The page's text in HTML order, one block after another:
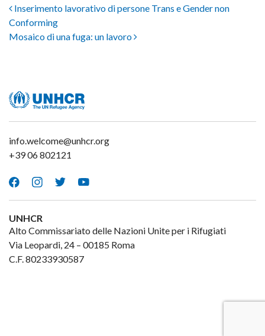
Navigazione articoli
Inserimento lavorativo di persone Trans e Gender non
Conforming
Mosaico di una fuga: un lavoro
info.welcome@unhcr.org
+39 06 802121
FacebookInstagram
TwitterYoutube
UNHCR
Alto Commissariato delle Nazioni Unite per i Rifugiati
Via Leopardi, 24 – 00185 Roma
C.F. 80233930587